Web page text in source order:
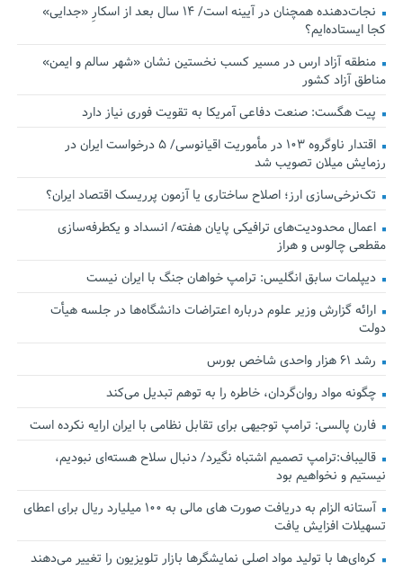
نجات‌دهنده‌ همچنان در آیینه است/ ۱۴ سال بعد از اسکارِ «جدایی»
کجا ایستاده‌ایم؟
منطقه آزاد ارس در مسیر کسب نخستین نشان «شهر سالم و ایمن»
مناطق آزاد کشور
پیت هگست: صنعت دفاعی آمریکا به تقویت فوری نیاز دارد
اقتدار ناوگروه ۱۰۳ در مأموریت‌ اقیانوسی/ ۵ درخواست ایران در
رزمایش میلان تصویب شد
تک‌نرخی‌سازی ارز؛ اصلاح ساختاری یا آزمون پرریسک اقتصاد ایران؟
اعمال محدودیت‌های ترافیکی پایان هفته/ انسداد و یکطرفه‌سازی
مقطعی چالوس و هراز
دیپلمات سابق انگلیس:‌ ترامپ خواهان جنگ با ایران نیست
ارائه گزارش وزیر علوم درباره اعتراضات دانشگاه‌ها در جلسه هیأت
دولت
رشد ۶۱ هزار واحدی شاخص بورس
چگونه مواد روان‌گردان، خاطره را به توهم تبدیل می‌کند
فارن پالسی: ترامپ توجیهی برای تقابل نظامی با ایران ارایه نکرده است
قالیباف:ترامپ تصمیم اشتباه نگیرد/ دنبال سلاح هسته‌ای نبودیم،
نیستیم و نخواهیم بود
آستانه الزام به دریافت صورت های مالی به ۱۰۰ میلیارد ریال برای اعطای
تسهیلات افزایش یافت
کره‌ای‌ها با تولید مواد اصلی نمایشگرها بازار تلویزیون را تغییر می‌دهند